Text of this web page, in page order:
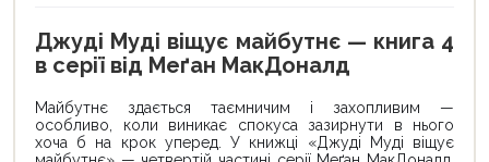
Джуді Муді віщує майбутнє — книга 4
в серії від Меґан МакДоналд
Майбутнє здається таємничим і захопливим —
особливо, коли виникає спокуса зазирнути в нього
хоча б на крок уперед. У книжці «Джуді Муді віщує